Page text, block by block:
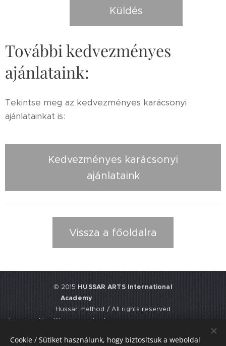
Küldés
További kedvezményes
ajánlataink:
Tekintse meg az kedvezményes karácsonyi
ajánlatainkat is:
Kedvezményes karácsonyi
ajánlataink
Vissza a főoldalra
© 2015 HUSSAR ARTS International
Academy
Hussar method / All rights reserved
E-mail: office@hussarmethod.com
Flat 3, 9. Fisher Place, EH17 8UY,
Cookie / Sütiket használunk, hogy biztosítsuk a weboldal